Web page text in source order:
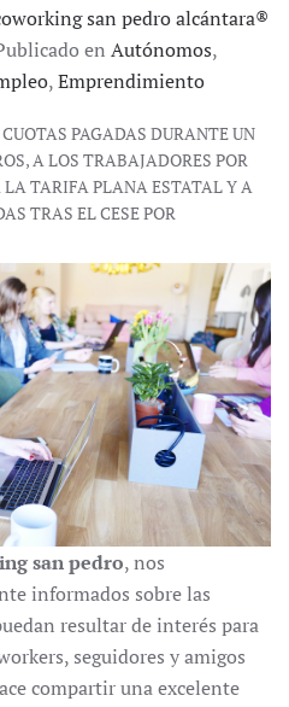
san pedro alcántara®
en Autónomos,
,Emprendimiento
PAGADAS DURANTE UN
A LOS TRABAJADORES POR
TARIFA PLANA ESTATAL Y A
TRAS EL CESE POR
san pedro, nos
informados sobre las
resultar de interés para
seguidores y amigos
compartir una excelente